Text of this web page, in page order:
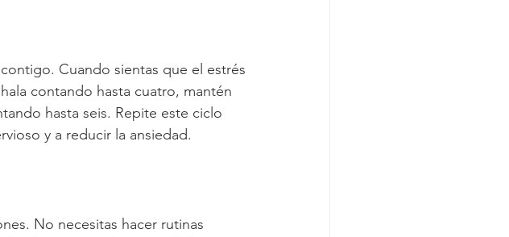
Cuando sientas que el estrés
contando hasta cuatro, mantén
hasta seis. Repite este ciclo
y a reducir la ansiedad.
No necesitas hacer rutinas